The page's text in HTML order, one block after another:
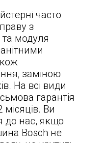
часто
з
модуля
заміною
На всі види
гарантія
місяців. Ви
до нас, якщо
Bosch не